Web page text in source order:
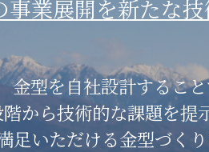
業展開を新たな技
金型を自社設計すること
から技術的な課題を提
足いただける金型づくり